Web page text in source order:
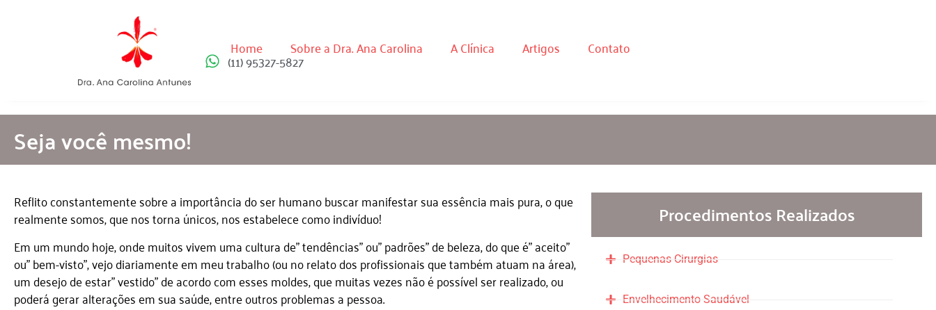
Home Sobre a Dra. Ana Carolina A Clínica Artigos Contato
(11) 95327-5827
Seja você mesmo!
Reflito constantemente sobre a importância do ser humano buscar manifestar sua essência mais pura, o que
realmente somos, que nos torna únicos, nos estabelece como indivíduo!
Em um mundo hoje, onde muitos vivem uma cultura de” tendências” ou” padrões” de beleza, do que é” aceito”
ou” bem-visto”, vejo diariamente em meu trabalho (ou no relato dos profissionais que também atuam na área),
um desejo de estar” vestido” de acordo com esses moldes, que muitas vezes não é possível ser realizado, ou
poderá gerar alterações em sua saúde, entre outros problemas a pessoa.
Procedimentos Realizados
Pequenas Cirurgias
Envelhecimento Saudável